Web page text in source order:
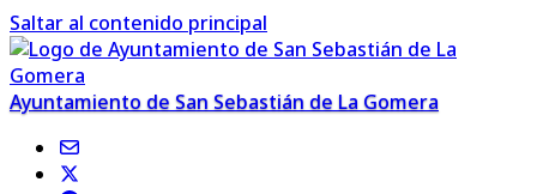
Saltar al contenido principal
Ayuntamiento de San Sebastián de La Gomera